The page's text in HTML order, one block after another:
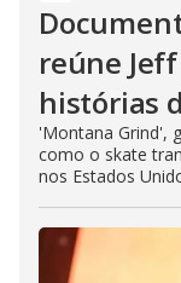
reúne
histórias
'Montana Grind',
como o skate
nos Estados